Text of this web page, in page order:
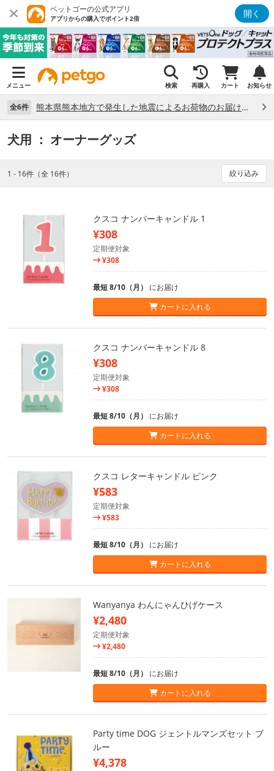
ペットゴーの公式アプリ
アプリからの購入でポイント2倍 開く
メニュー 検索 再購入 カート お知らせ
全6件 熊本県熊本地方で発生した地震によるお荷物のお届け状況について （7/28）
犬用 ： オーナーグッズ
1 - 16件（全 16件） 絞り込み
クスコ ナンバーキャンドル 1
¥308
定期便対象
¥308
最短 8/10（月） にお届け
カートに入れる
クスコ ナンバーキャンドル 8
¥308
定期便対象
¥308
最短 8/10（月） にお届け
カートに入れる
クスコ レターキャンドル ピンク
¥583
定期便対象
¥583
最短 8/10（月） にお届け
カートに入れる
Wanyanya わんにゃんひげケース
¥2,480
定期便対象
¥2,480
最短 8/10（月） にお届け
カートに入れる
Party time DOG ジェントルマンズセット ブ
ルー
¥4,378